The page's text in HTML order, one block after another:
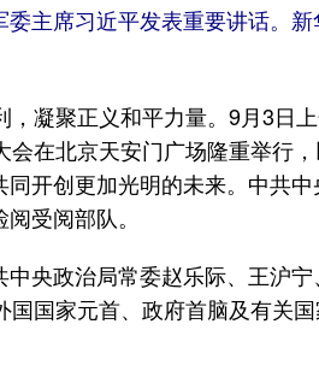
主席习近平发表重要讲话。 新
聚正义和平力量。9月3日上
在北京天安门广场隆重举行
开创更加光明的未来。中共
受阅部队。
央政治局常委赵乐际、王沪宁
国家元首、政府首脑及有关国